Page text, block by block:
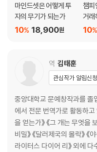
[5장] 추세에 따른 투자
추세와 친해지기 / 초고수익과
하락 국면: 투매 / 주가 성숙 주
타이밍 / 이 산의 어디까지 올
주의하라 / 임박한 위험을 경고
권사의 투자 의견 / 주가 움직
[6장] 범주, 산업군, 재료
주도주 / 최고 경쟁 기업: 경쟁
마인드셋은 어떻게 투
자의 무기가 되는가
18,900원
10%
챔피
거래
10%
역 김태훈
관심작가 알림신청
중앙대학교 문예창작과를 졸
에서 전문 번역가로 활동하고
을 얻는가》 《그 개는 무엇을
비밀》 《달러제국의 몰락》 《
라이터스 다이어 리》 외에 다